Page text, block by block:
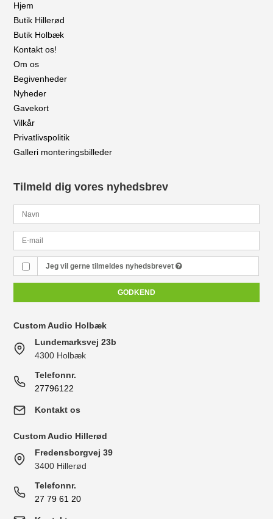
Hjem
Butik Hillerød
Butik Holbæk
Kontakt os!
Om os
Begivenheder
Nyheder
Gavekort
Vilkår
Privatlivspolitik
Galleri monteringsbilleder
Tilmeld dig vores nyhedsbrev
Jeg vil gerne tilmeldes nyhedsbrevet
GODKEND
Custom Audio Holbæk
Lundemarksvej 23b
4300 Holbæk
Telefonnr.
27796122
Kontakt os
Custom Audio Hillerød
Fredensborgvej 39
3400 Hillerød
Telefonnr.
27 79 61 20